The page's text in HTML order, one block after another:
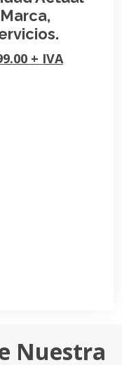
+ IVA
Nuestra